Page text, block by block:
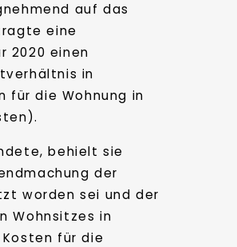
auf das
eine
2020 einen
in
für die Wohnung in
behielt sie
der
worden sei und der
Wohnsitzes in
für die